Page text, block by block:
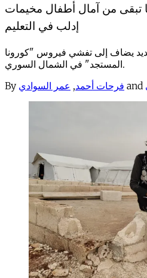
تبقى من آمال أطفال مخيمات
إدلب في التعليم
يضاف إلى تفشي فيروس "كورونا
المستجد" في الشمال السوري.
By
فرحات أحمد, عمر السوادي and